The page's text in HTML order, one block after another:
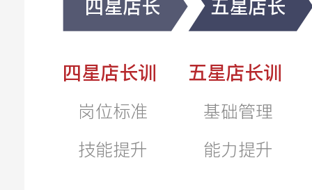
四星店长
四星店长训
岗位标准
技能提升
五星店长
五星店长训
基础管理
能力提升